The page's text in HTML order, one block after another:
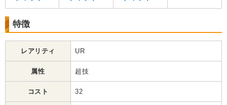
特徴
レアリティ UR
属性 超技
コスト 32